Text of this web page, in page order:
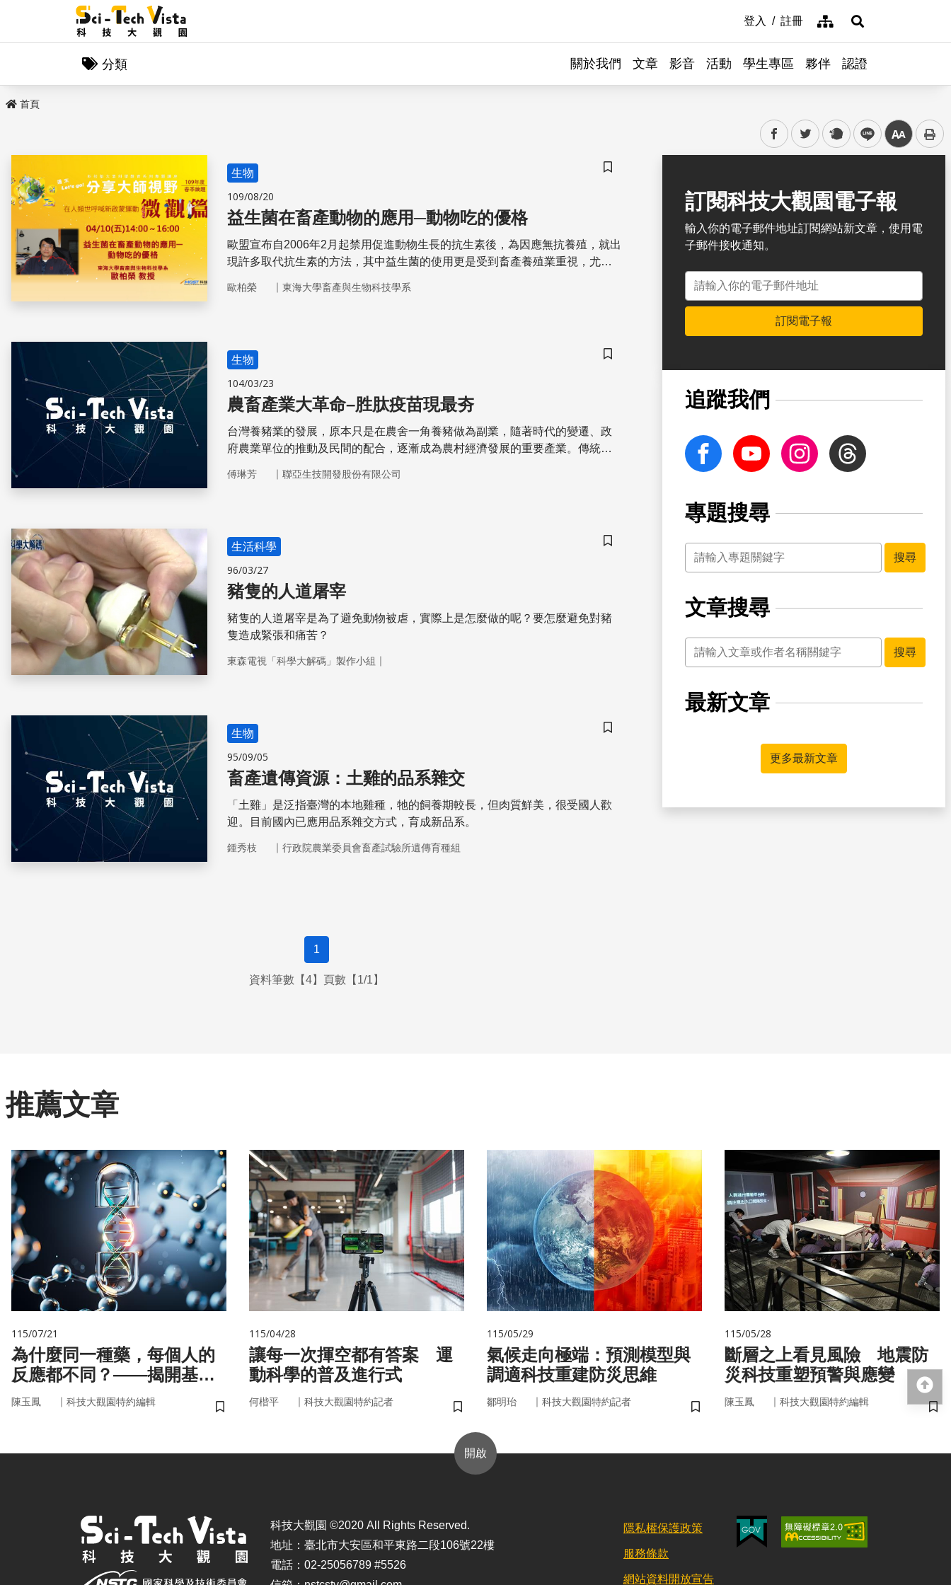
登入 註冊 網站導覽展開搜尋
分類 關於我們 文章 影音 活動 學生專區 夥伴 認證
首頁
facebooktwitter plurk line 中
儲存書籤
生物
109/08/20
益生菌在畜產動物的應用─動物吃的優格
歐盟宣布自2006年2月起禁用促進動物生長的抗生素後，為因應無抗養殖，就出
現許多取代抗生素的方法，其中益生菌的使用更是受到畜產養殖業重視，尤其
歐柏榮 ｜ 東海大學畜產與生物科技學系
儲存書籤
生物
104/03/23
農畜產業大革命–胜肽疫苗現最夯
台灣養豬業的發展，原本只是在農舍一角養豬做為副業，隨著時代的變遷、政
府農業單位的推動及民間的配合，逐漸成為農村經濟發展的重要產業。傳統
性豬隻皆進行去勢手術。但基於動物權益考量，取消去勢手術已經成為全球趨
傅琳芳 ｜ 聯亞生技開發股份有限公司
儲存書籤
生活科學
96/03/27
豬隻的人道屠宰
豬隻的人道屠宰是為了避免動物被虐，實際上是怎麼做的呢？要怎麼避免對豬
隻造成緊張和痛苦？
東森電視「科學大解碼」製作小組 ｜
儲存書籤
生物
95/09/05
畜產遺傳資源：土雞的品系雜交
「土雞」是泛指臺灣的本地雞種，牠的飼養期較長，但肉質鮮美，很受國人歡
迎。目前國內已應用品系雜交方式，育成新品系。
鍾秀枝 ｜ 行政院農業委員會畜產試驗所遺傳育種組
1
資料筆數【4】頁數【1/1】
訂閱科技大觀園電子報
輸入你的電子郵件地址訂閱網站新文章，使用電
子郵件接收通知。
電子郵件地址
訂閱電子報
追蹤我們
facebook Youtube InstagramThreads
專題搜尋
關鍵字
搜尋
文章搜尋
關鍵字
搜尋
最新文章
更多最新文章
推薦文章
115/07/21
為什麼同一種藥，每個人的
反應都不同？——揭開基因
的用藥密碼
陳玉鳳 ｜ 科技大觀園特約編輯
儲存書籤
115/04/28
讓每一次揮空都有答案 運
動科學的普及進行式
何楷平 ｜ 科技大觀園特約記者
儲存書籤
115/05/29
氣候走向極端：預測模型與
調適科技重建防災思維
鄒明珆 ｜ 科技大觀園特約記者
儲存書籤
115/05/28
斷層之上看見風險 地震防
災科技重塑預警與應變
陳玉鳳 ｜ 科技大觀園特約編輯
儲
開啟
科技大觀園 ©2020 All Rights Reserved.
地址：臺北市大安區和平東路二段106號22樓
電話：02-25056789 #5526
隱私權保護政策
服務條款
網站資料開放宣告
回